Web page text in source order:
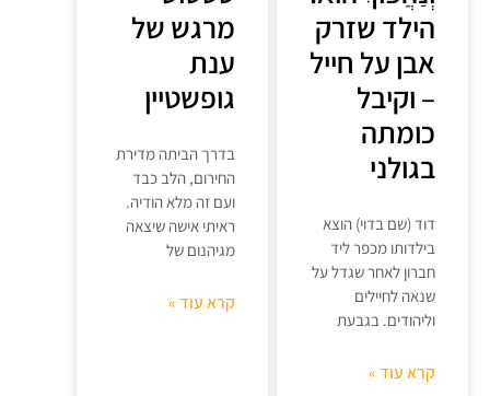
הילד שזרק
אבן על חייל
– וקיבל
כומתה
בגולני
דוד (שם בדוי) הוצא
בילדותו מכפר ליד
חברון לאחר שגדל על
שנאה לחיילים
וליהודים. בגבעת
קרא עוד »
מרגש של
ענת
גופשטיין
בדרך הביתה מדירת
החירום, הלב כבד
ועם זה מלא הודיה.
ראיתי אישה שיצאה
מגיהנום של
קרא עוד »